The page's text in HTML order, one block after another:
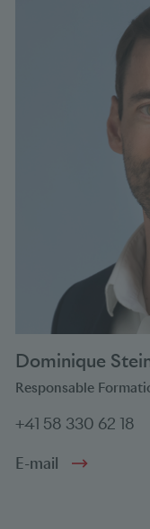
Dominique
Responsable
+41 58 330 62 18
E-mail